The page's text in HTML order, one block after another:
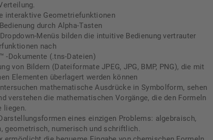
interaktive Geometriefunktionen
durch Alpha-Tasten
Menüs bilden die intuitive Bedienung vertrauter
nach
-Dokumente (.tns-Dateien)
von Bildern (Dateiformate JPEG, JPG, BMP, PNG), die mit
Elementen überlagert werden können
mathematische Ausdrücke in Symbolform, sehen
verstehen die mathematischen Vorgänge, die den Formeln
liegen.
eines einzigen Problems: algebraisch,
geometrisch, numerisch und schriftlich.